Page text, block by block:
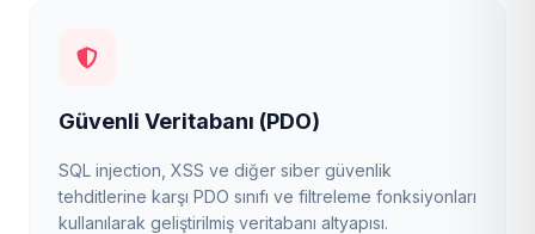
Güvenli Veritabanı (PDO)
SQL injection, XSS ve diğer siber güvenlik
tehditlerine karşı PDO sınıfı ve filtreleme fonksiyonları
kullanılarak geliştirilmiş veritabanı altyapısı.